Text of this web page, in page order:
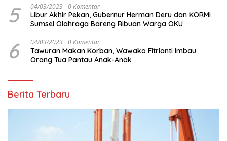
5 04/03/2023 0 Komentar
Libur Akhir Pekan, Gubernur Herman Deru dan KORMI
Sumsel Olahraga Bareng Ribuan Warga OKU
6 04/03/2023 0 Komentar
Tawuran Makan Korban, Wawako Fitrianti Imbau
Orang Tua Pantau Anak-Anak
Berita Terbaru